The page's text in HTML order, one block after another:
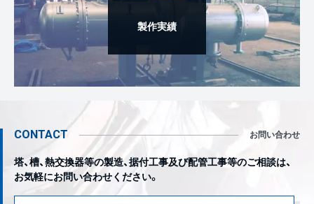
製作実績
CONTACT お問い合わせ
塔、槽、熱交換器等の製造、据付工事及び配管工事等のご相談は、
お気軽にお問い合わせください。